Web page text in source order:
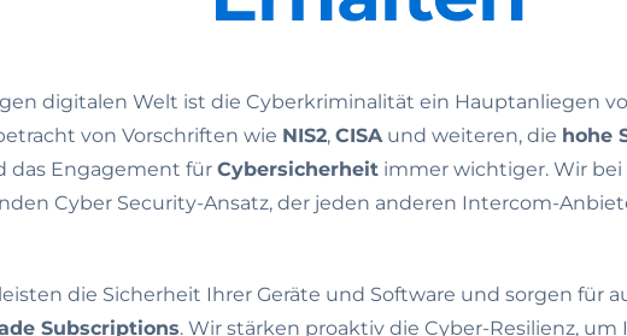
digitalen Welt ist die Cyberkriminalität ein Hauptanliegen
von Vorschriften wie NIS2, CISAund weiteren, die hohe
das Engagement für Cybersicherheit immer wichtiger. Wir
Cyber Security-Ansatz, der jeden anderen Intercom-
die Sicherheit Ihrer Geräte und Software und sorgen für
Subscriptions. Wir stärken proaktiv die Cyber-Resilienz,